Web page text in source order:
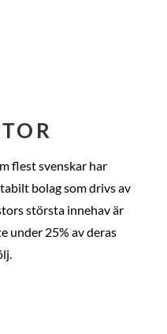
flest svenskar har
bolag som drivs av
största innehav är
under 25% av deras